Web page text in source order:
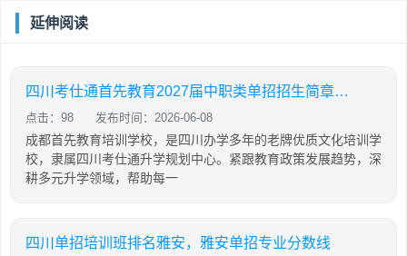
延伸阅读
四川考仕通首先教育2027届中职类单招招生简章（语数外+中职专业技能）
点击：98 发布时间：2026-06-08
成都首先教育培训学校，是四川办学多年的老牌优质文化培训学
校，隶属四川考仕通升学规划中心。紧跟教育政策发展趋势，深
耕多元升学领域，帮助每一
四川单招培训班排名雅安，雅安单招专业分数线